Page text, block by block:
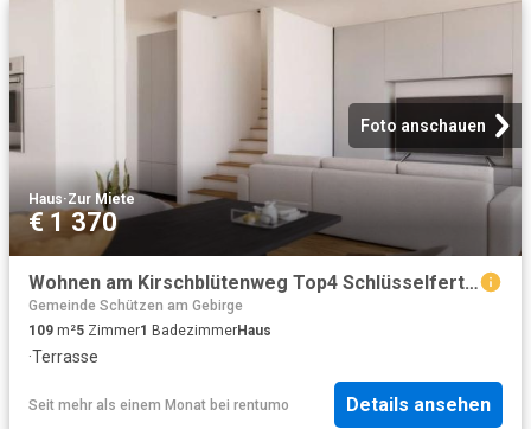
Foto anschauen
Haus·Zur Miete
€ 1 370
Wohnen am Kirschblütenweg Top4 Schlüsselfertig & Ohne Finanzierungsbeitrag! Erstbezug!
Gemeinde Schützen am Gebirge
109 m²5 Zimmer1 BadezimmerHaus
·Terrasse
Seit mehr als einem Monat bei rentumo Details ansehen